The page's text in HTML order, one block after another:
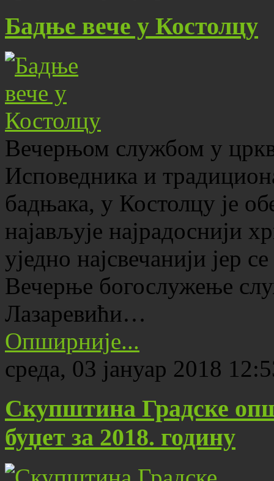
Бадње вече у Костолцу
Вечерњом службом у
Исповедника и
бадњака, у Костолцу је
најављује најрадоснији
уједно најсвечанији јер
Вечерње богослужење
Лазаревићи…
Опширније...
среда, 03 јануар 2018
Скупштина Градске
буџет за 2018. годину